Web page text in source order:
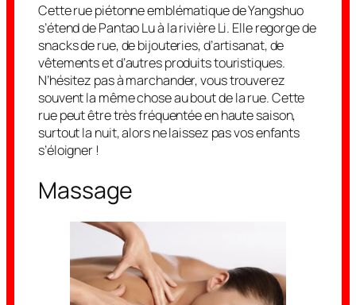
Cette rue piétonne emblématique de Yangshuo
s’étend de Pantao Lu à la rivière Li. Elle regorge de
snacks de rue, de bijouteries, d’artisanat, de
vêtements et d’autres produits touristiques.
N’hésitez pas à marchander, vous trouverez
souvent la même chose au bout de la rue. Cette
rue peut être très fréquentée en haute saison,
surtout la nuit, alors ne laissez pas vos enfants
s’éloigner !
Massage